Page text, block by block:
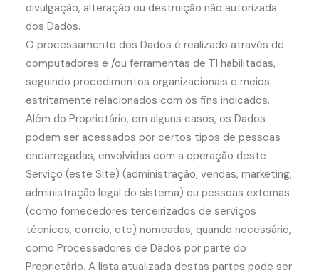
divulgação, alteração ou destruição não autorizada
dos Dados.
O processamento dos Dados é realizado através de
computadores e /ou ferramentas de TI habilitadas,
seguindo procedimentos organizacionais e meios
estritamente relacionados com os fins indicados.
Além do Proprietário, em alguns casos, os Dados
podem ser acessados por certos tipos de pessoas
encarregadas, envolvidas com a operação deste
Serviço (este Site) (administração, vendas, marketing,
administração legal do sistema) ou pessoas externas
(como fornecedores terceirizados de serviços
técnicos, correio, etc) nomeadas, quando necessário,
como Processadores de Dados por parte do
Proprietário. A lista atualizada destas partes pode ser